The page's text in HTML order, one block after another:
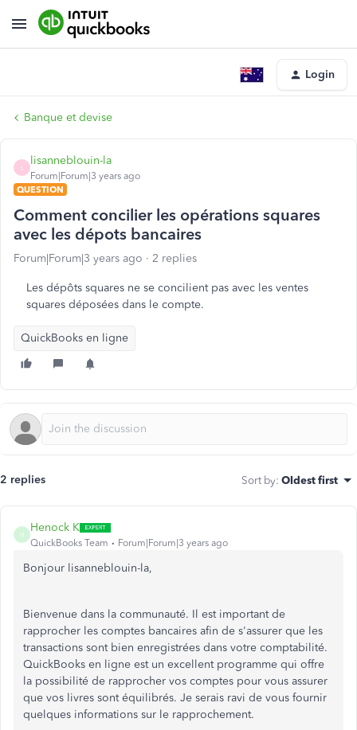
Login
Banque et devise
lisanneblouin-la
Forum|Forum|3 years ago
QUESTION
Comment concilier les opérations squares
avec les dépots bancaires
Forum|Forum|3 years ago 2 replies
Les dépôts squares ne se concilient pas avec les ventes
squares déposées dans le compte.
QuickBooks en ligne
2 replies Sort by: Oldest first
H
Henock K
QuickBooks Team Forum|Forum|3 years ago
Bonjour lisanneblouin-la,
Bienvenue dans la communauté. Il est important de
rapprocher les comptes bancaires afin de s'assurer que les
transactions sont bien enregistrées dans votre comptabilité.
QuickBooks en ligne est un excellent programme qui offre
la possibilité de rapprocher vos comptes pour vous assurer
que vos livres sont équilibrés. Je serais ravi de vous fournir
quelques informations sur le rapprochement.